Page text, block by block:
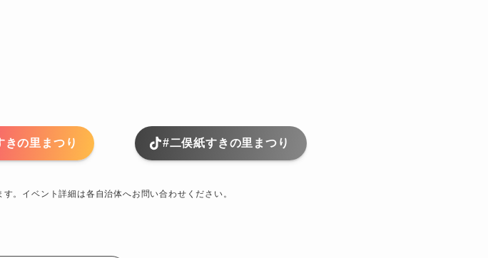
きの里まつり #二俣紙すきの里まつり
。イベント詳細は各自治体へお問い合わせください。